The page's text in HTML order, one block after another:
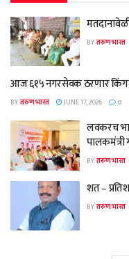
BYतरुण भारत
आज ६१५ नगरसेवक ठरणार
BYतरुण भारत JUNE 17, 2026 0
लवकरच
पालकमंत्री
BYतरुण भारत
शत –
BYतरुण भारत